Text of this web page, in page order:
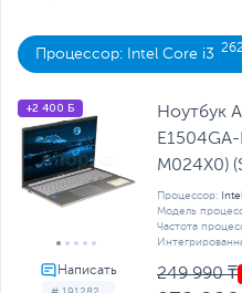
Процессор: Intel Core i3 262
+2 400 Б
Ноутбук
M024X0)
Процессор:
Модель
Частота
249 990 ₸